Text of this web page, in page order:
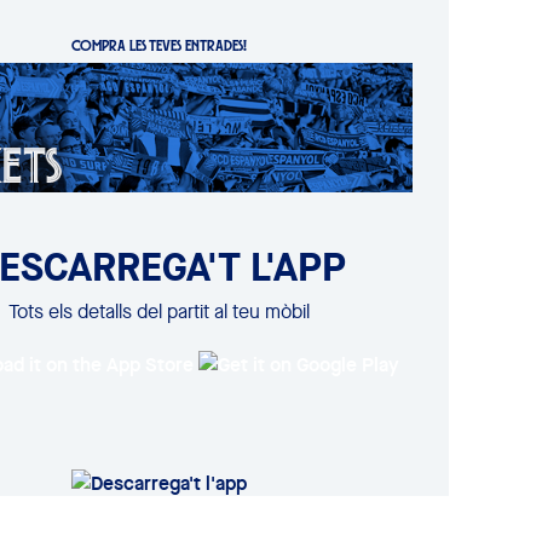
COMPRA LES TEVES ENTRADES!
L'APP
Tots els detalls del partit al teu mòbil